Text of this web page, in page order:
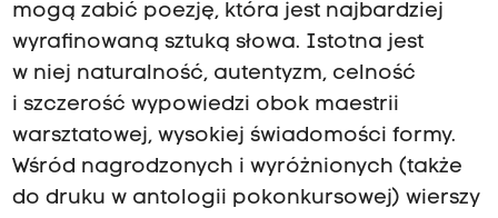
mogą zabić poezję, która jest najbardziej
wyrafinowaną sztuką słowa. Istotna jest
w niej naturalność, autentyzm, celność
i szczerość wypowiedzi obok maestrii
warsztatowej, wysokiej świadomości formy.
Wśród nagrodzonych i wyróżnionych (także
do druku w antologii pokonkursowej) wierszy